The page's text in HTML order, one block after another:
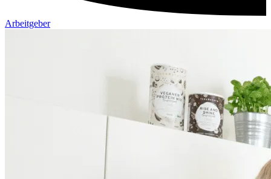
Arbeitgeber